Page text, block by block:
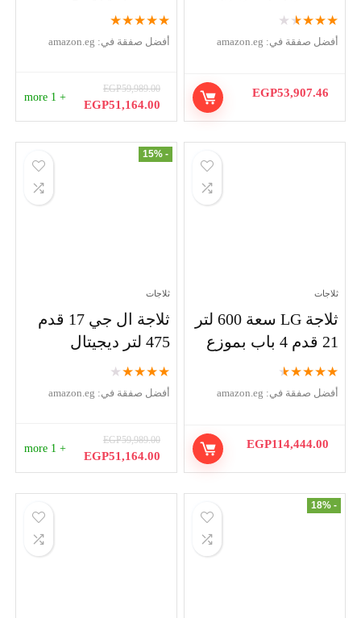
★
★
★
★
★
أفضل صفقة في: amazon.eg
EGP53,907.46
★
★
★
★
★
أفضل صفقة في: amazon.eg
EGP59,989.00
السعر
الأصلي
EGP59,989.00.
EGP51,164.00
السعر
الحالي
+ 1 more
ثلاجات
ثلاجة LG سعة 600 لتر
21 قدم 4 باب بموزع
★
★
★
★
★
أفضل صفقة في: amazon.eg
EGP114,444.00
- 15%
ثلاجات
ثلاجة ال جي 17 قدم
475 لتر ديجيتال
★
★
★
★
★
أفضل صفقة في: amazon.eg
EGP59,989.00
السعر
الأصلي
EGP51,164.00
السعر
الحالي
+ 1 more
- 18%